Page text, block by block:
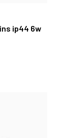
ip44 6w